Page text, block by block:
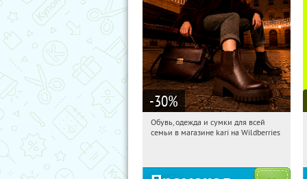
-30%
06:15:48 Получили:
Обувь, одежда и сумки для всей
семьи в магазине kari на Wildberries